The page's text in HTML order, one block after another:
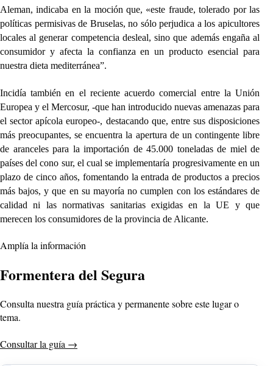
Aleman, indicaba en la moción que, «este fraude, tolerado por las
políticas permisivas de Bruselas, no sólo perjudica a los apicultores
locales al generar competencia desleal, sino que además engaña al
consumidor y afecta la confianza en un producto esencial para
nuestra dieta mediterránea”.
Incidía también en el reciente acuerdo comercial entre la Unión
Europea y el Mercosur, -que han introducido nuevas amenazas para
el sector apícola europeo-, destacando que, entre sus disposiciones
más preocupantes, se encuentra la apertura de un contingente libre
de aranceles para la importación de 45.000 toneladas de miel de
países del cono sur, el cual se implementaría progresivamente en un
plazo de cinco años, fomentando la entrada de productos a precios
más bajos, y que en su mayoría no cumplen con los estándares de
calidad ni las normativas sanitarias exigidas en la UE y que
merecen los consumidores de la provincia de Alicante.
Amplía la información
Formentera del Segura
Consulta nuestra guía práctica y permanente sobre este lugar o
tema.
Consultar la guía →